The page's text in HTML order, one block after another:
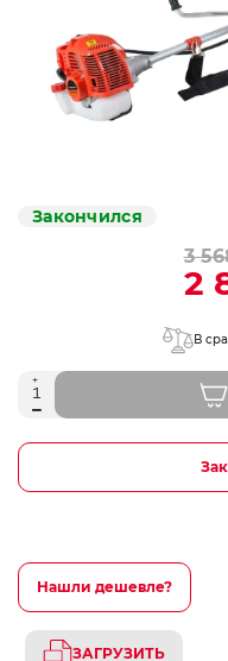
Закончился
3
2
В
Нашли дешевле?
ЗАГРУЗИТЬ